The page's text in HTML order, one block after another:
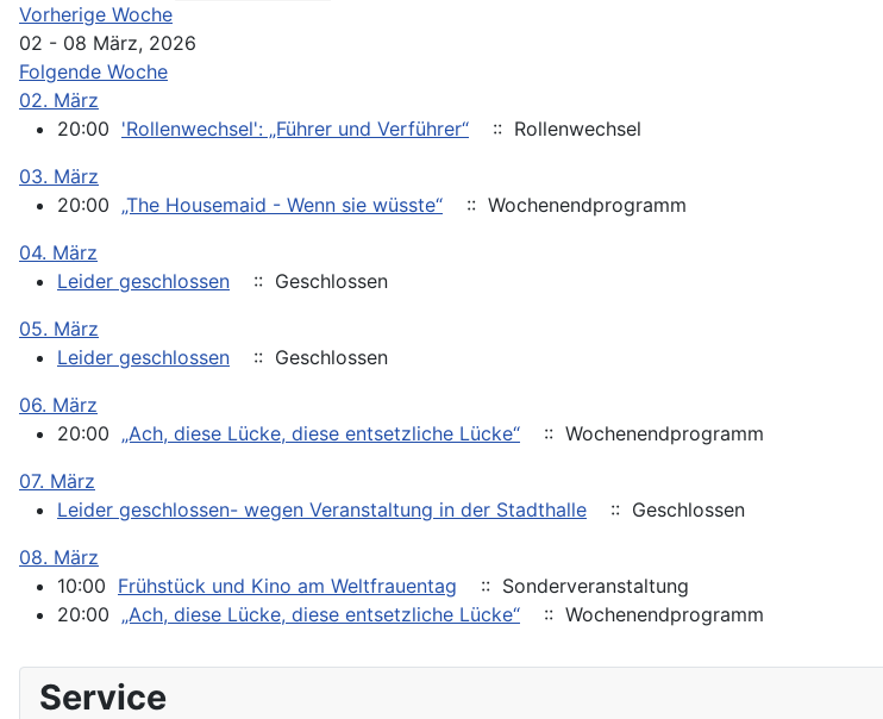
Vorherige Woche
02 - 08 März, 2026
Folgende Woche
02. März
20:00 'Rollenwechsel': „Führer und Verführer“
:: Rollenwechsel
03. März
20:00 „The Housemaid - Wenn sie wüsste“
:: Wochenendprogramm
04. März
Leider geschlossen
:: Geschlossen
05. März
Leider geschlossen
:: Geschlossen
06. März
20:00 „Ach, diese Lücke, diese entsetzliche Lücke“
:: Wochenendprogramm
07. März
Leider geschlossen- wegen Veranstaltung in der Stadthalle
:: Geschlossen
08. März
10:00 Frühstück und Kino am Weltfrauentag
:: Sonderveranstaltung
20:00 „Ach, diese Lücke, diese entsetzliche Lücke“ :: Wochenendprogramm
Service